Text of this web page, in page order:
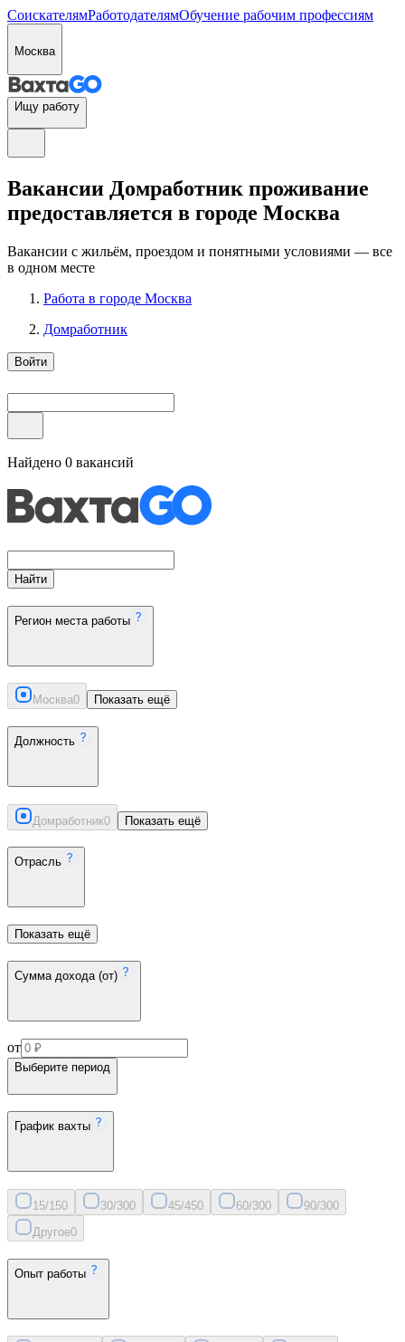
СоискателямРаботодателямОбучение рабочим профессиям
Москва
Ищу работу
Вакансии Домработник проживание
предоставляется в городе Москва
Вакансии с жильём, проездом и понятными условиями — все
в одном месте
Работа в городе Москва
Домработник
Войти
Найдено 0 вакансий
Найти
Регион места работы
Москва0 Показать ещё
Должность
Домработник0 Показать ещё
Отрасль
Показать ещё
Сумма дохода (от)
от
Выберите период
График вахты
15/150 30/300 45/450 60/300 90/300
Другое0
Опыт работы